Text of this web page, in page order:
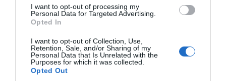
I want to opt-out of processing my
Personal Data for Targeted Advertising.
Opted In
I want to opt-out of Collection, Use,
Retention, Sale, and/or Sharing of my
Personal Data that Is Unrelated with the
Purposes for which it was collected.
Opted Out
Commentaire